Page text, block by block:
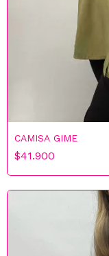
CAMISA GIME
$41.900